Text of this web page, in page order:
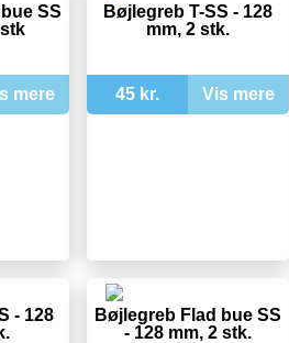
SS
mere
Bøjlegreb T-SS - 128
mm, 2 stk.
45 kr. Vis mere
- 128
Bøjlegreb Flad bue SS
- 128 mm, 2 stk.